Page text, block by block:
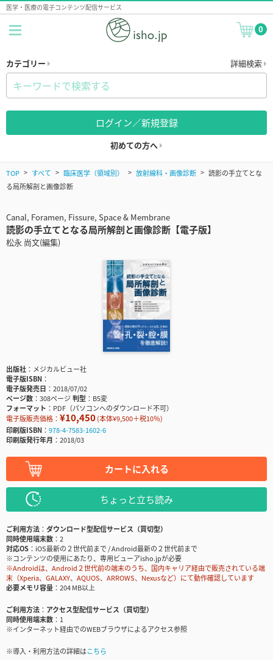
医学・医療の電子コンテンツ配信サービス
0
カテゴリー 詳細検索
ログイン／新規登録
初めての方へ
TOP すべて 臨床医学（領域別） 放射線科・画像診断
読影の手立てとな
る局所解剖と画像診断
Canal, Foramen, Fissure, Space & Membrane
読影の手立てとなる局所解剖と画像診断【電子版】
松永 尚文(編集)
出版社
メジカルビュー社
電子版ISBN
電子版発売日
2018/07/02
ページ数
308ページ判型
B5変
フォーマット
PDF（パソコンへのダウンロード不可）
電子版販売価格： ¥10,450(本体¥9,500＋税10％)
印刷版ISBN
978-4-7583-1602-6
印刷版発行年月
2018/03
カートに入れる
ちょっと立ち読み
ご利用方法
ダウンロード型配信サービス（買切型）
同時使用端末数
2
対応OS
iOS最新の２世代前まで / Android最新の２世代前まで
※コンテンツの使用にあたり、専用ビューアisho.jpが必要
※Androidは、Android２世代前の端末のうち、国内キャリア経由で販売されている端
末（Xperia、GALAXY、AQUOS、ARROWS、Nexusなど）にて動作確認しています
必要メモリ容量
204 MB以上
ご利用方法
アクセス型配信サービス（買切型）
同時使用端末数
1
※インターネット経由でのWEBブラウザによるアクセス参照
※導入・利用方法の詳細はこちら